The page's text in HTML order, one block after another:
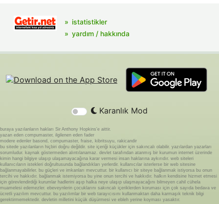
istatistikler
yardım / hakkında
Karanlık Mod
buraya yazılanların hakları Sir Anthony Hopkins'e aittir.
yazan eden compumaster, ilgilenen eden fader
modere edenler basond, compumaster, fraise, kibritsuyu, rakicandir
bu sitede yazılanların hiçbiri doğru değildir. site içeriği küçükler için sakıncalı olabilir. yazılardan yazarları
sorumludur. kaynak göstermeden alıntılanamaz. devlet tarafından atanmış bir kurumun internet üzerinde
kimin hangi bilgiye ulaşıp ulaşamayacağına karar vermesi insan haklarına aykırıdır. web siteleri
kullanıcıların istekleri doğrultusunda bağlandıkları yerlerdir. kullanıcılar isterlerse bir web sitesine
bağlanmayabilirler. bu güçleri ve imkanları mevcuttur. bir kullanıcı bir siteye bağlanmak istiyorsa bu onun
tercihi ve hakkıdır. bağlanmak istemiyorsa bu yine onun tercihi ve hakkıdır. halkın kendisine hizmet etmesi
için görevlendirdiği kurumlar hadlerini aşıp halka neye ulaşıp ulaşmayacağını bilmeyen cahil cühela
muamelesi edemezler. ebeveynlerin çocuklarını sakıncalı içeriklerden koruması için çok sayıda bedava ve
ücretli yazılım mevcuttur. bu yazılımlar bir web tarayıcısını kullanmaktan daha karmaşık teknik bilgi
gerektirmemektedir. devletin milletini küçük düşürmesi ve ebleh yerine koyması yasaktır.